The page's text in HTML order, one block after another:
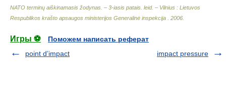
NATO terminų aiškinamasis žodynas. – 3-iasis patais. leid. – Vilnius : Lietuvos
Respublikos krašto apsaugos ministerijos Generalinė inspekcija
2006
Игры ⚽
Поможем написать реферат
point d’impact
impact pressure